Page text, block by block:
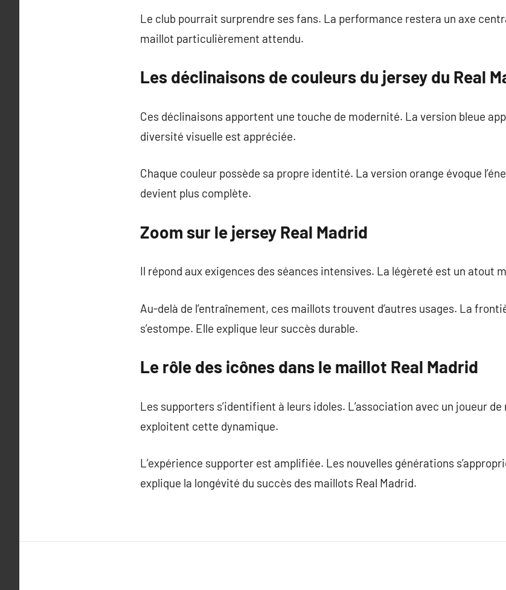
Le club pourrait surprendre ses fans. La performance restera un axe
maillot particulièrement attendu.
Les déclinaisons de couleurs du jersey du Real
Ces déclinaisons apportent une touche de modernité. La version bleue
diversité visuelle est appréciée.
Chaque couleur possède sa propre identité. La version orange évoque
devient plus complète.
Zoom sur le jersey Real Madrid
Il répond aux exigences des séances intensives. La légèreté est un atout
Au-delà de l’entraînement, ces maillots trouvent d’autres usages. La
s’estompe. Elle explique leur succès durable.
Le rôle des icônes dans le maillot Real Madrid
Les supporters s’identifient à leurs idoles. L’association avec un joueur
exploitent cette dynamique.
L’expérience supporter est amplifiée. Les nouvelles générations
explique la longévité du succès des maillots Real Madrid.